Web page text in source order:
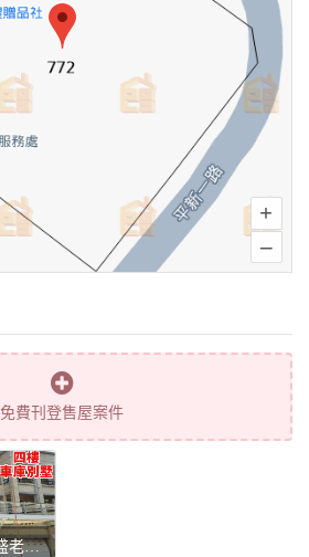
+
–
免費刊登售屋案件
✨近苗栗三義車站、廣盛老街✨站前四樓車庫別墅💥 - 苗栗縣三義鄉售屋